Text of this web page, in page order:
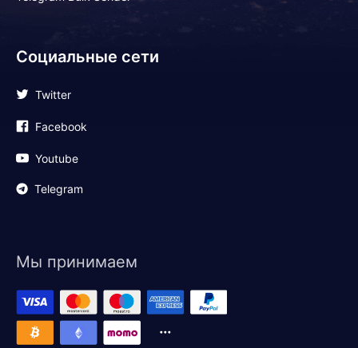
Социальные сети
Twitter
Facebook
Youtube
Telegram
Мы принимаем